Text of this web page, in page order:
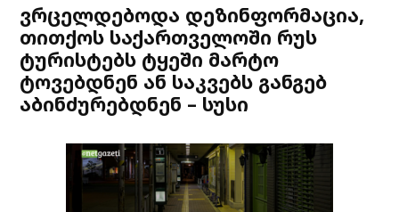
ვრცელდებოდა დეზინფორმაცია,
თითქოს საქართველოში რუს
ტურისტებს ტყეში მარტო
ტოვებდნენ ან საკვებს განგებ
აბინძურებდნენ – სუსი